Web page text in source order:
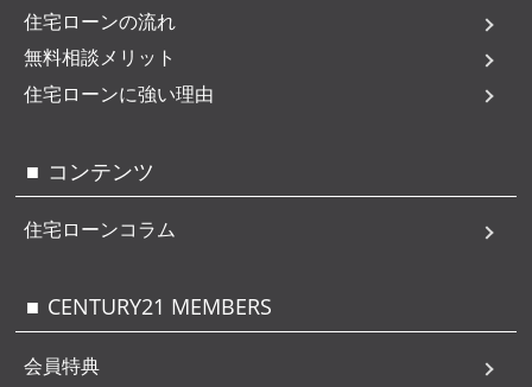
住宅ローンの流れ
無料相談メリット
住宅ローンに強い理由
コンテンツ
住宅ローンコラム
CENTURY21 MEMBERS
会員特典